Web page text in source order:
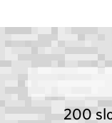
200